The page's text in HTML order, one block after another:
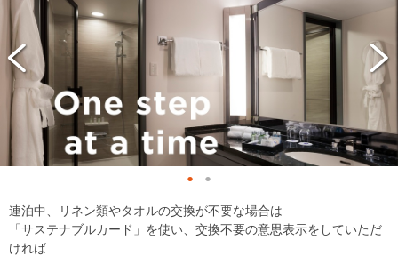
連泊中、リネン類やタオルの交換が不要な場合は
「サステナブルカード」を使い、交換不要の意思表示をしていただ
ければ